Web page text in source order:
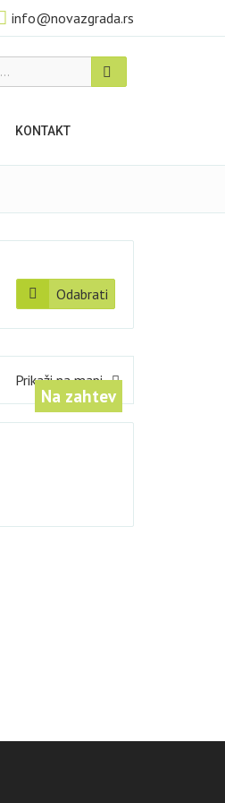
info@novazgrada.rs
KONTAKT
Odabrati
Prikaži na mapi
Na zahtev